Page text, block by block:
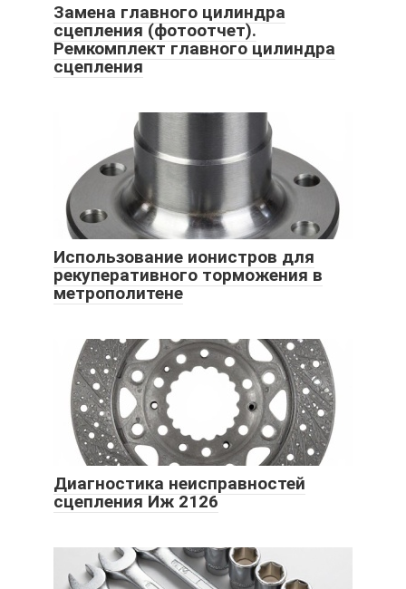
Замена главного цилиндра
сцепления (фотоотчет).
Ремкомплект главного цилиндра
сцепления
Использование ионистров для
рекуперативного торможения в
метрополитене
Диагностика неисправностей
сцепления Иж 2126